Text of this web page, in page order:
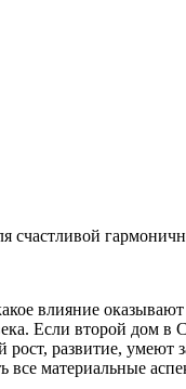
счастливой
влияние
Если второй дом в
развитие, умеют
материальные